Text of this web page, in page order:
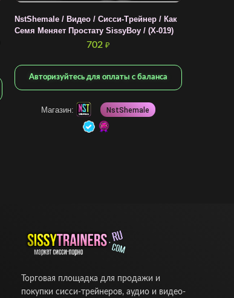
NstShemale / Видео / Сисси-Трейнер / Как
Семя Меняет Простату SissyBoy / (X-019)
702 ₽
Авторизуйтесь для оплаты с баланса
Магазин: NstShemale
Торговая площадка для продажи и
покупки сисси-трейнеров, аудио и видео-